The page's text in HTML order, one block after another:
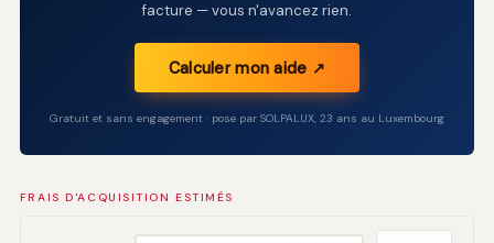
facture — vous n'avancez rien.
Calculer mon aide ↗
Gratuit et sans engagement · pose par SOLPALUX, 23 ans au Luxembourg
FRAIS D'ACQUISITION ESTIMÉS